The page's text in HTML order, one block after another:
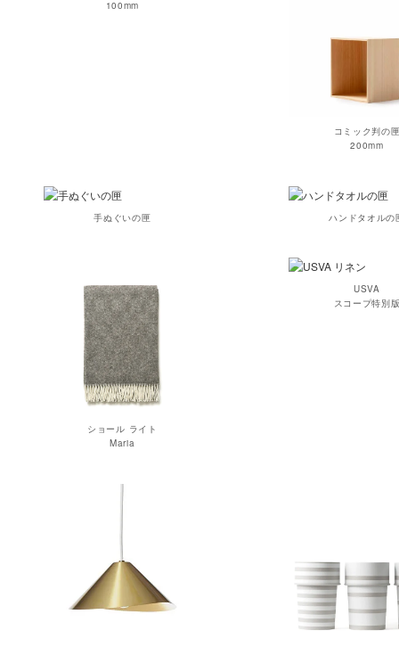
100mm
コミック判の
200mm
手ぬぐいの匣 ハンドタオルの
ショール ライト
Maria
USVA
スコープ特別